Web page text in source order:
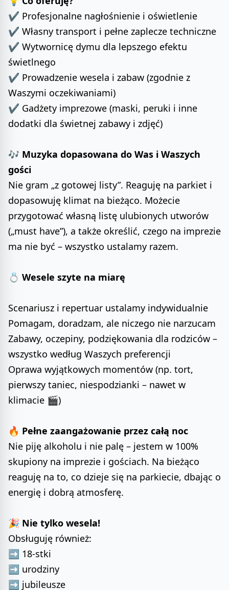
✔️ Profesjonalne nagłośnienie i oświetlenie
✔️ Własny transport i pełne zaplecze techniczne
✔️ Wytwornicę dymu dla lepszego efektu
świetlnego
✔️ Prowadzenie wesela i zabaw (zgodnie z
Waszymi oczekiwaniami)
✔️ Gadżety imprezowe (maski, peruki i inne
dodatki dla świetnej zabawy i zdjęć)
🎶 Muzyka dopasowana do Was i Waszych
gości
Nie gram „z gotowej listy”. Reaguję na parkiet i
dopasowuję klimat na bieżąco. Możecie
przygotować własną listę ulubionych utworów
(„must have”), a także określić, czego na imprezie
ma nie być – wszystko ustalamy razem.
💍 Wesele szyte na miarę
Scenariusz i repertuar ustalamy indywidualnie
Pomagam, doradzam, ale niczego nie narzucam
Zabawy, oczepiny, podziękowania dla rodziców –
wszystko według Waszych preferencji
Oprawa wyjątkowych momentów (np. tort,
pierwszy taniec, niespodzianki – nawet w
klimacie 🎬)
🔥 Pełne zaangażowanie przez całą noc
Nie piję alkoholu i nie palę – jestem w 100%
skupiony na imprezie i gościach. Na bieżąco
reaguję na to, co dzieje się na parkiecie, dbając o
energię i dobrą atmosferę.
🎉 Nie tylko wesela!
Obsługuję również:
➡️ 18-stki
➡️ urodziny
➡️ jubileusze